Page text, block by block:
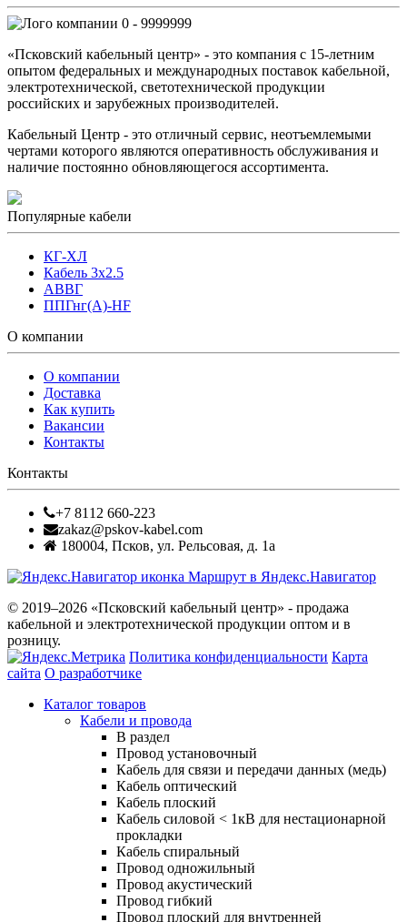
0 - 9999999
«Псковский кабельный центр» - это компания с 15-летним
опытом федеральных и международных поставок кабельной,
электротехнической, светотехнической продукции
российских и зарубежных производителей.
Кабельный Центр - это отличный сервис, неотъемлемыми
чертами которого являются оперативность обслуживания и
наличие постоянно обновляющегося ассортимента.
Популярные кабели
КГ-ХЛ
Кабель 3x2.5
АВВГ
ППГнг(А)-HF
О компании
О компании
Доставка
Как купить
Вакансии
Контакты
Контакты
+7 8112 660-223
zakaz@pskov-kabel.com
180004, Псков, ул. Рельсовая, д. 1а
Маршрут в Яндекс.Навигатор
© 2019–2026 «Псковский кабельный центр» - продажа
кабельной и электротехнической продукции оптом и в
розницу.
Политика конфиденциальности Карта
сайта О разработчике
Каталог товаров
Кабели и провода
В раздел
Провод установочный
Кабель для связи и передачи данных (медь)
Кабель оптический
Кабель плоский
Кабель силовой < 1кВ для нестационарной
прокладки
Кабель спиральный
Провод одножильный
Провод акустический
Провод гибкий
Провод плоский для внутренней